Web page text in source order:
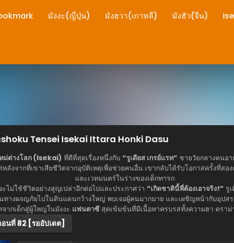
มังงะ(ญี่ปุ่น) มังฮวา(เกาหลี) มังฮัว(จีน)
Tensei Isekai Ittara Honki Dasu
หม่ต่างโลก (Isekai) ที่ดีที่สุดเรื่องหนึ่งกับ “รูเดียส เกรย์แรท” ชายวัยกลางคนอ
ลังจากที่เขาเสียชีวิตจากอุบัติเหตุเพื่อช่วยคนอื่น เขากลับได้รับโอกาสครั้งที่สอ
และเวทมนตร์ในร่างของเด็กทารก
ไม่ใช้ชีวิตอย่างสูญเปล่าอีกต่อไปและประกาศว่า “เกิดชาตินี้พี่ต้องเอาจริง!” รู
ทางผจญภัยไปในดินแดนกว้างใหญ่ พบเจอผู้คนมากมาย และเผชิญหน้ากับอุปส
จากเด็กสู่ผู้ใหญ่ในมังงะ แฟนตาซีสุดเข้มข้นที่มีเนื้อหาครบรสทั้งความฮา ดรา
นที่ 82 [รออัปเดต]